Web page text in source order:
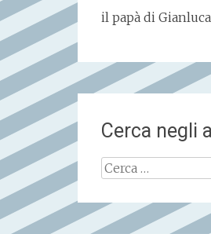
il papà di
Cerca negli
Ricerca